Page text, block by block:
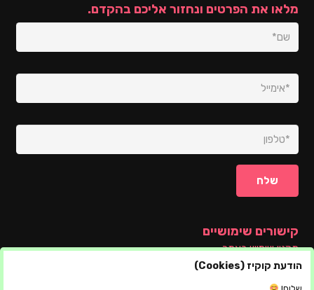
מלאו את הפרטים ונחזור אליכם בהקדם.
קישורים שימושיים
תקנון שימוש באתר
הודעת קוקיז (Cookies)